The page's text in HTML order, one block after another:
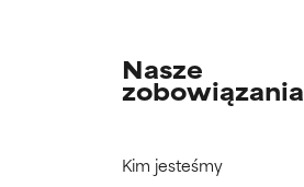
Nasze
zobowiązania
Kim jesteśmy